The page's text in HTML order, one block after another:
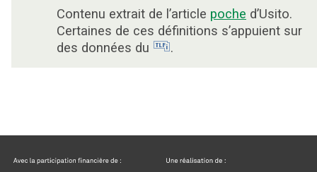
Contenu extrait de l’article poche d’Usito.
Certaines de ces définitions s’appuient sur
des données du
.